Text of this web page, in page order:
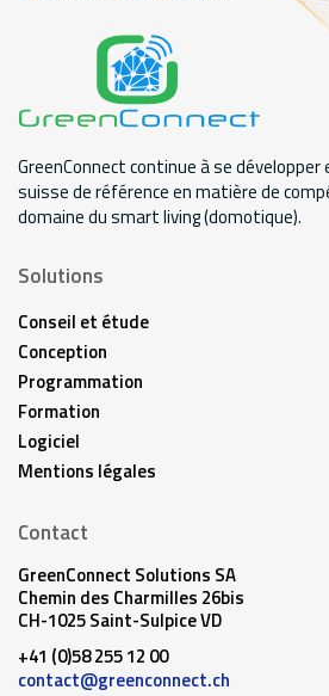
GreenConnect continue à se
suisse de référence en matière de
domaine du smart living (domotique).
Solutions
Conseil et étude
Conception
Programmation
Formation
Logiciel
Mentions légales
Contact
GreenConnect Solutions SA
Chemin des Charmilles 26bis
CH-1025 Saint-Sulpice VD
+41 (0)58 255 12 00
contact@greenconnect.ch